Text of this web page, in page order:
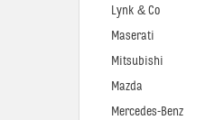
Lynk & Co
Maserati
Mitsubishi
Mazda
Mercedes-Benz